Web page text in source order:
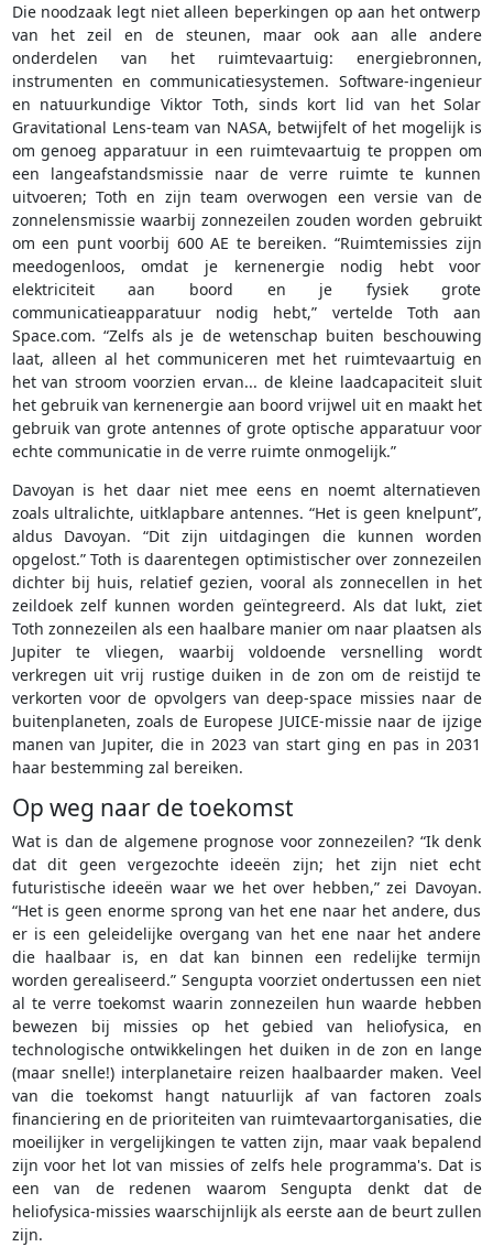
Die noodzaak legt niet alleen beperkingen op aan het ontwerp
van het zeil en de steunen, maar ook aan alle andere
onderdelen van het ruimtevaartuig: energiebronnen,
instrumenten en communicatiesystemen. Software-ingenieur
en natuurkundige Viktor Toth, sinds kort lid van het Solar
Gravitational Lens-team van NASA, betwijfelt of het mogelijk is
om genoeg apparatuur in een ruimtevaartuig te proppen om
een langeafstandsmissie naar de verre ruimte te kunnen
uitvoeren; Toth en zijn team overwogen een versie van de
zonnelensmissie waarbij zonnezeilen zouden worden gebruikt
om een punt voorbij 600 AE te bereiken. “Ruimtemissies zijn
meedogenloos, omdat je kernenergie nodig hebt voor
elektriciteit aan boord en je fysiek grote
communicatieapparatuur nodig hebt,” vertelde Toth aan
Space.com. “Zelfs als je de wetenschap buiten beschouwing
laat, alleen al het communiceren met het ruimtevaartuig en
het van stroom voorzien ervan... de kleine laadcapaciteit sluit
het gebruik van kernenergie aan boord vrijwel uit en maakt het
gebruik van grote antennes of grote optische apparatuur voor
echte communicatie in de verre ruimte onmogelijk.”
Davoyan is het daar niet mee eens en noemt alternatieven
zoals ultralichte, uitklapbare antennes. “Het is geen knelpunt”,
aldus Davoyan. “Dit zijn uitdagingen die kunnen worden
opgelost.” Toth is daarentegen optimistischer over zonnezeilen
dichter bij huis, relatief gezien, vooral als zonnecellen in het
zeildoek zelf kunnen worden geïntegreerd. Als dat lukt, ziet
Toth zonnezeilen als een haalbare manier om naar plaatsen als
Jupiter te vliegen, waarbij voldoende versnelling wordt
verkregen uit vrij rustige duiken in de zon om de reistijd te
verkorten voor de opvolgers van deep-space missies naar de
buitenplaneten, zoals de Europese JUICE-missie naar de ijzige
manen van Jupiter, die in 2023 van start ging en pas in 2031
haar bestemming zal bereiken.
Op weg naar de toekomst
Wat is dan de algemene prognose voor zonnezeilen? “Ik denk
dat dit geen vergezochte ideeën zijn; het zijn niet echt
futuristische ideeën waar we het over hebben,” zei Davoyan.
“Het is geen enorme sprong van het ene naar het andere, dus
er is een geleidelijke overgang van het ene naar het andere
die haalbaar is, en dat kan binnen een redelijke termijn
worden gerealiseerd.” Sengupta voorziet ondertussen een niet
al te verre toekomst waarin zonnezeilen hun waarde hebben
bewezen bij missies op het gebied van heliofysica, en
technologische ontwikkelingen het duiken in de zon en lange
(maar snelle!) interplanetaire reizen haalbaarder maken. Veel
van die toekomst hangt natuurlijk af van factoren zoals
financiering en de prioriteiten van ruimtevaartorganisaties, die
moeilijker in vergelijkingen te vatten zijn, maar vaak bepalend
zijn voor het lot van missies of zelfs hele programma's. Dat is
een van de redenen waarom Sengupta denkt dat de
heliofysica-missies waarschijnlijk als eerste aan de beurt zullen
zijn.